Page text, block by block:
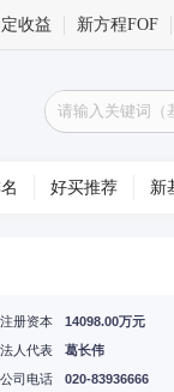
收益 新方程FOF
好买推荐 新
注册资本
14098.00万元
法人代表
葛长伟
公司电话
020-83936666